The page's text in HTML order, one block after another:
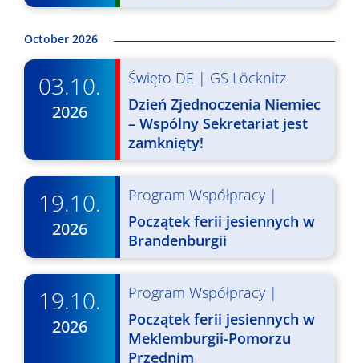
October 2026
03.10.
2026
Święto DE | GS Löcknitz
Dzień Zjednoczenia Niemiec
– Wspólny Sekretariat jest
zamknięty!
19.10.
2026
Program Współpracy|
Początek ferii jesiennych w
Brandenburgii
19.10.
2026
Program Współpracy|
Początek ferii jesiennych w
Meklemburgii-Pomorzu
Przednim